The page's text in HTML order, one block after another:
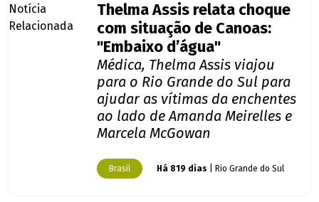
Thelma Assis relata choque
com situação de Canoas:
"Embaixo d’água"
Médica, Thelma Assis viajou
para o Rio Grande do Sul para
ajudar as vítimas da enchentes
ao lado de Amanda Meirelles e
Marcela McGowan
Brasil Há 819 dias | Rio Grande do Sul